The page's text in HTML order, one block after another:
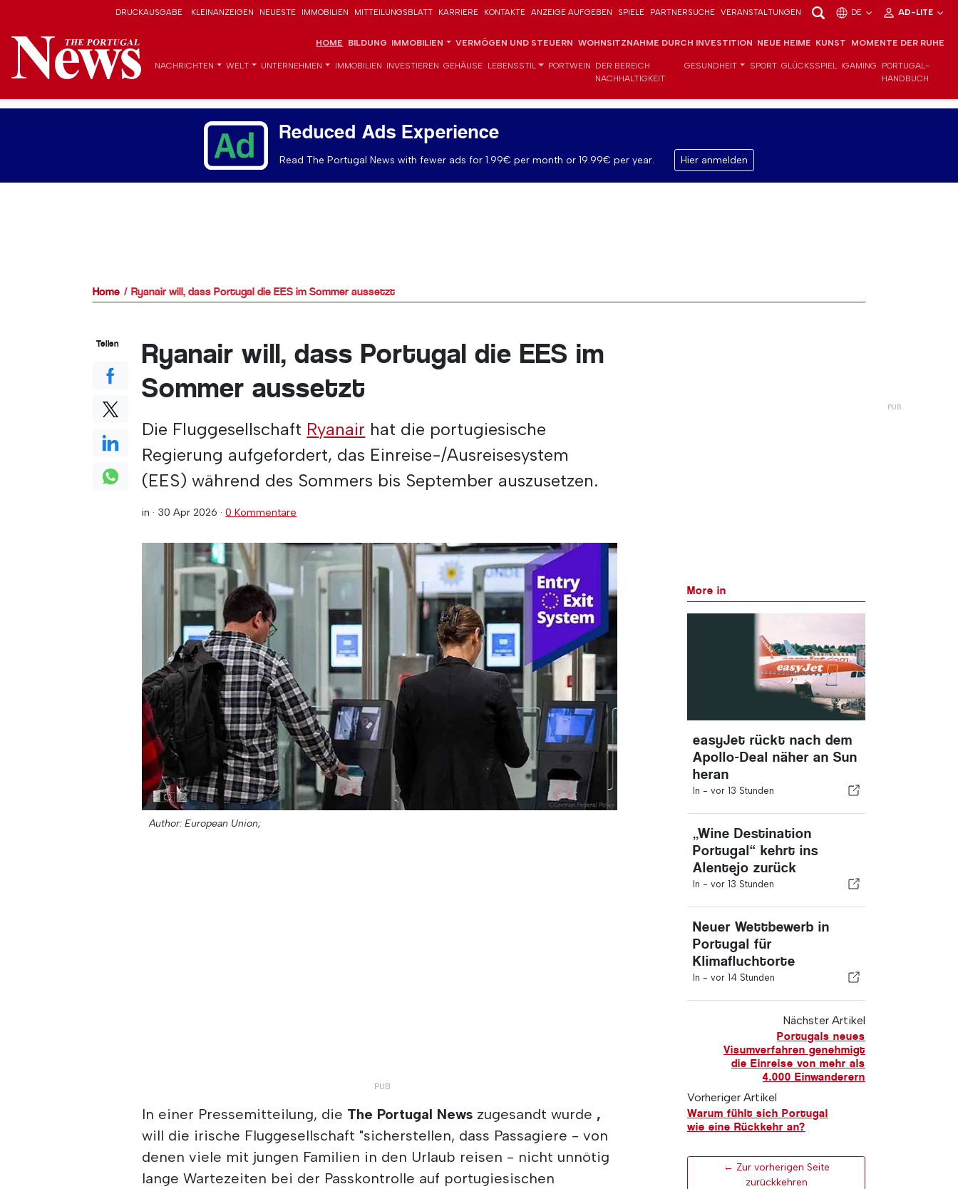
DRUCKAUSGABE KLEINANZEIGEN NEUESTE IMMOBILIEN MITTEILUNGSBLATT KARRIERE KONTAKTE ANZEIGE AUFGEBEN SPIELE PARTNERSUCHE VERANSTALTUNGEN DE AD-LITE
HOME BILDUNG IMMOBILIEN VERMÖGEN UND STEUERN WOHNSITZNAHME DURCH INVESTITION NEUE HEIME KUNST MOMENTE DER RUHE
NACHRICHTEN WELT UNTERNEHMEN IMMOBILIEN INVESTIEREN GEHÄUSE LEBENSSTIL PORTWEIN DER BEREICH
NACHHALTIGKEIT
GESUNDHEIT SPORT GLÜCKSSPIEL IGAMING
PORTUGAL-
HANDBUCH
Reduced Ads Experience
Read The Portugal News with fewer ads for 1.99€ per month or 19.99€ per year. Hier anmelden
Home Ryanair will, dass Portugal die EES im Sommer aussetzt
Ryanair will, dass Portugal die EES im
Sommer aussetzt
Die Fluggesellschaft Ryanair hat die portugiesische
Regierung aufgefordert, das Einreise-/Ausreisesystem
(EES) während des Sommers bis September auszusetzen.
in · 30 Apr 2026 ·0 Kommentare
Author: European Union;
In einer Pressemitteilung, die The Portugal News zugesandt wurde ,
will die irische Fluggesellschaft "sicherstellen, dass Passagiere - von
denen viele mit jungen Familien in den Urlaub reisen - nicht unnötig
lange Wartezeiten bei der Passkontrolle auf portugiesischen
Teilen
More in
easyJet rückt nach dem
Apollo-Deal näher an Sun
heran
In - vor 13 Stunden
„Wine Destination
Portugal“ kehrt ins
Alentejo zurück
In - vor 13 Stunden
Neuer Wettbewerb in
Portugal für
Klimafluchtorte
In - vor 14 Stunden
Nächster Artikel
Portugals neues
Visumverfahren genehmigt
die Einreise von mehr als
4.000 Einwanderern
Vorheriger Artikel
Warum fühlt sich Portugal
wie eine Rückkehr an?
← Zur vorherigen Seite
zurückkehren